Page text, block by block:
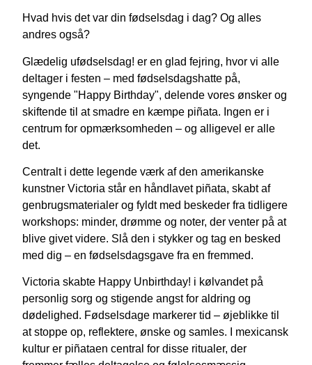
Hvad hvis det var din fødselsdag i dag? Og alles
andres også?
Glædelig ufødselsdag! er en glad fejring, hvor vi alle
deltager i festen – med fødselsdagshatte på,
syngende "Happy Birthday", delende vores ønsker og
skiftende til at smadre en kæmpe piñata. Ingen er i
centrum for opmærksomheden – og alligevel er alle
det.
Centralt i dette legende værk af den amerikanske
kunstner Victoria står en håndlavet piñata, skabt af
genbrugsmaterialer og fyldt med beskeder fra tidligere
workshops: minder, drømme og noter, der venter på at
blive givet videre. Slå den i stykker og tag en besked
med dig – en fødselsdagsgave fra en fremmed.
Victoria skabte Happy Unbirthday! i kølvandet på
personlig sorg og stigende angst for aldring og
dødelighed. Fødselsdage markerer tid – øjeblikke til
at stoppe op, reflektere, ønske og samles. I mexicansk
kultur er piñataen central for disse ritualer, der